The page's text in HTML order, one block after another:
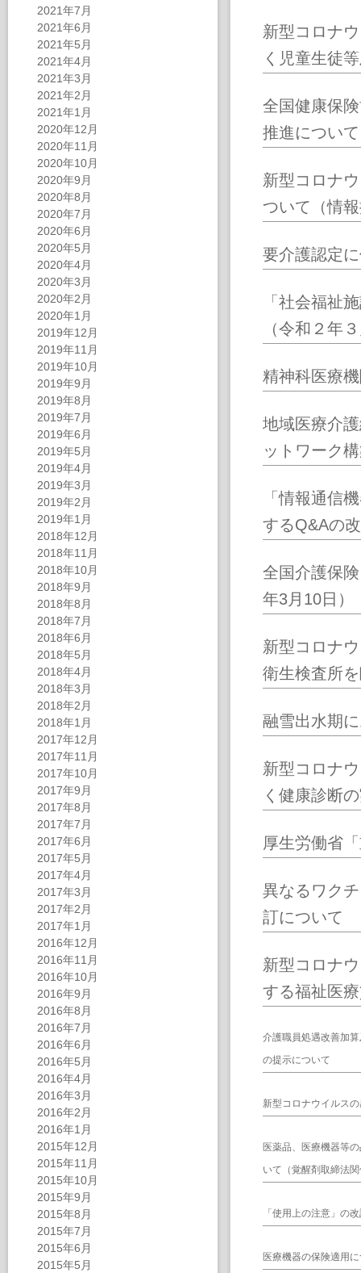
2021年7月
2021年6月
2021年5月
2021年4月
2021年3月
2021年2月
2021年1月
2020年12月
2020年11月
2020年10月
2020年9月
2020年8月
2020年7月
2020年6月
2020年5月
2020年4月
2020年3月
2020年2月
2020年1月
2019年12月
2019年11月
2019年10月
2019年9月
2019年8月
2019年7月
2019年6月
2019年5月
2019年4月
2019年3月
2019年2月
2019年1月
2018年12月
2018年11月
2018年10月
2018年9月
2018年8月
2018年7月
2018年6月
2018年5月
2018年4月
2018年3月
2018年2月
2018年1月
2017年12月
2017年11月
2017年10月
2017年9月
2017年8月
2017年7月
2017年6月
2017年5月
2017年4月
2017年3月
2017年2月
2017年1月
2016年12月
2016年11月
2016年10月
2016年9月
2016年8月
2016年7月
2016年6月
2016年5月
2016年4月
2016年3月
2016年2月
2016年1月
2015年12月
2015年11月
2015年10月
2015年9月
2015年8月
2015年7月
2015年6月
2015年5月
新型コロナ
く児童生徒
全国健康保
推進について
新型コロナ
ついて（情
要介護認定
「社会福祉
（令和２年
精神科医療
地域医療介
ットワーク
「情報通信
するQ&Aの
全国介護保
年3月10日）
新型コロナ
衛生検査所
融雪出水期
新型コロナ
く健康診断
厚生労働省
異なるワク
訂について
新型コロナ
する福祉医
介護職員処遇改善加
の提示について
新型コロナウイルス
医薬品、医療機器等
いて（覚醒剤取締法
「使用上の注意」の
医療機器の保険適用